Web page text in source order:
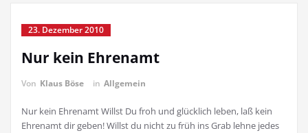
23. Dezember 2010
Nur kein Ehrenamt
Von Klaus Böse in Allgemein
Nur kein Ehrenamt Willst Du froh und glücklich leben, laß kein
Ehrenamt dir geben! Willst du nicht zu früh ins Grab lehne jedes